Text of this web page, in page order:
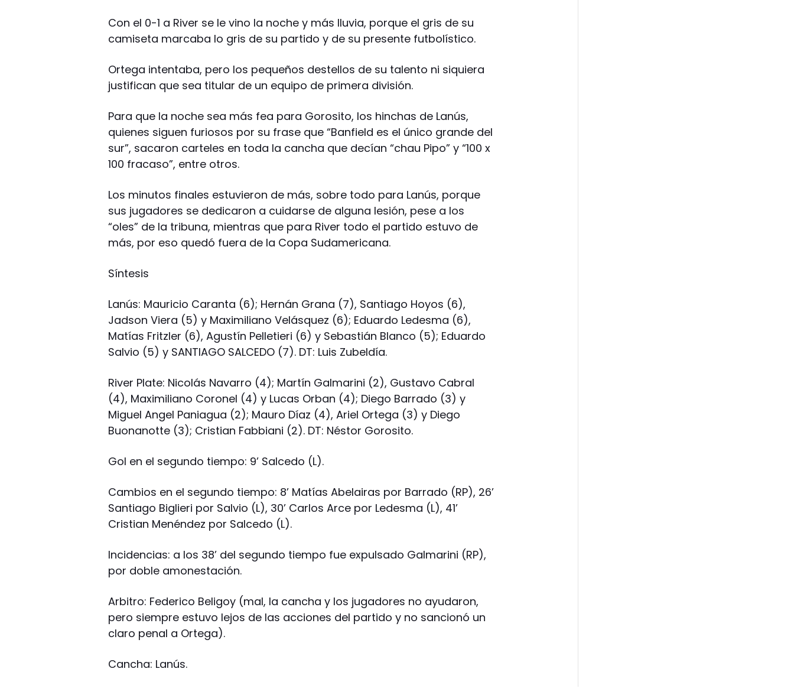
Con el 0-1 a River se le vino la noche y más lluvia, porque el gris de su
camiseta marcaba lo gris de su partido y de su presente futbolístico.
Ortega intentaba, pero los pequeños destellos de su talento ni siquiera
justifican que sea titular de un equipo de primera división.
Para que la noche sea más fea para Gorosito, los hinchas de Lanús,
quienes siguen furiosos por su frase que “Banfield es el único grande del
sur”, sacaron carteles en toda la cancha que decían “chau Pipo” y “100 x
100 fracaso”, entre otros.
Los minutos finales estuvieron de más, sobre todo para Lanús, porque
sus jugadores se dedicaron a cuidarse de alguna lesión, pese a los
“oles” de la tribuna, mientras que para River todo el partido estuvo de
más, por eso quedó fuera de la Copa Sudamericana.
Síntesis
Lanús: Mauricio Caranta (6); Hernán Grana (7), Santiago Hoyos (6),
Jadson Viera (5) y Maximiliano Velásquez (6); Eduardo Ledesma (6),
Matías Fritzler (6), Agustín Pelletieri (6) y Sebastián Blanco (5); Eduardo
Salvio (5) y SANTIAGO SALCEDO (7). DT: Luis Zubeldía.
River Plate: Nicolás Navarro (4); Martín Galmarini (2), Gustavo Cabral
(4), Maximiliano Coronel (4) y Lucas Orban (4); Diego Barrado (3) y
Miguel Angel Paniagua (2); Mauro Díaz (4), Ariel Ortega (3) y Diego
Buonanotte (3); Cristian Fabbiani (2). DT: Néstor Gorosito.
Gol en el segundo tiempo: 9’ Salcedo (L).
Cambios en el segundo tiempo: 8’ Matías Abelairas por Barrado (RP), 26’
Santiago Biglieri por Salvio (L), 30’ Carlos Arce por Ledesma (L), 41’
Cristian Menéndez por Salcedo (L).
Incidencias: a los 38’ del segundo tiempo fue expulsado Galmarini (RP),
por doble amonestación.
Arbitro: Federico Beligoy (mal, la cancha y los jugadores no ayudaron,
pero siempre estuvo lejos de las acciones del partido y no sancionó un
claro penal a Ortega).
Cancha: Lanús.